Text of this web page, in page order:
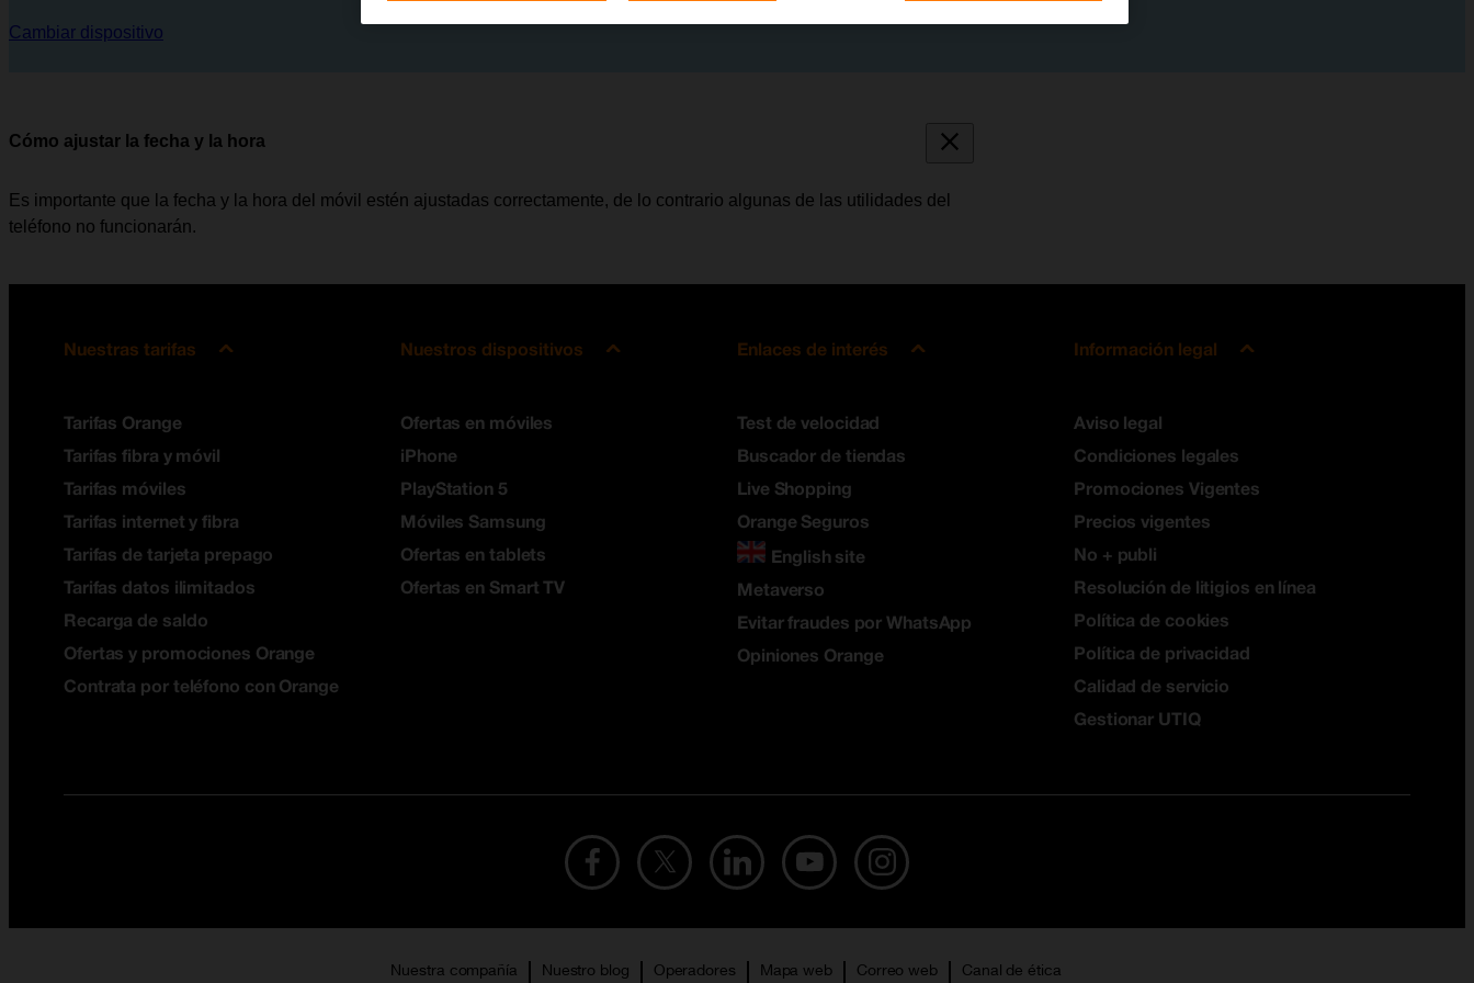
Cambiar dispositivo
Cómo ajustar la fecha y la hora
Es importante que la fecha y la hora del móvil estén ajustadas correctamente, de lo contrario algunas de las utilidades del
teléfono no funcionarán.
Nuestras tarifas
Tarifas Orange
Tarifas fibra y móvil
Tarifas móviles
Tarifas internet y fibra
Tarifas de tarjeta prepago
Tarifas datos ilimitados
Recarga de saldo
Ofertas y promociones Orange
Contrata por teléfono con Orange
Nuestros dispositivos
Ofertas en móviles
iPhone
PlayStation 5
Móviles Samsung
Ofertas en tablets
Ofertas en Smart TV
Enlaces de interés
Test de velocidad
Buscador de tiendas
Live Shopping
Orange Seguros
English site
Metaverso
Evitar fraudes por WhatsApp
Opiniones Orange
Información legal
Aviso legal
Condiciones legales
Promociones Vigentes
Precios vigentes
No + publi
Resolución de litigios en línea
Política de cookies
Política de privacidad
Calidad de servicio
Gestionar UTIQ
Nuestra compañía Nuestro blog Operadores Mapa web Correo web Canal de ética